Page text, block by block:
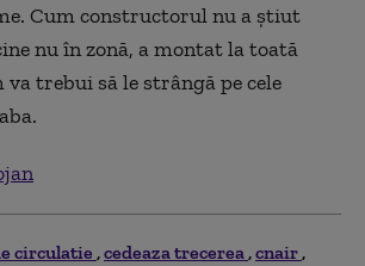
Cum constructorul nu a știut
nu în zonă, a montat la toată
trebui să le strângă pe cele
circulatie cedeaza trecerea cnair